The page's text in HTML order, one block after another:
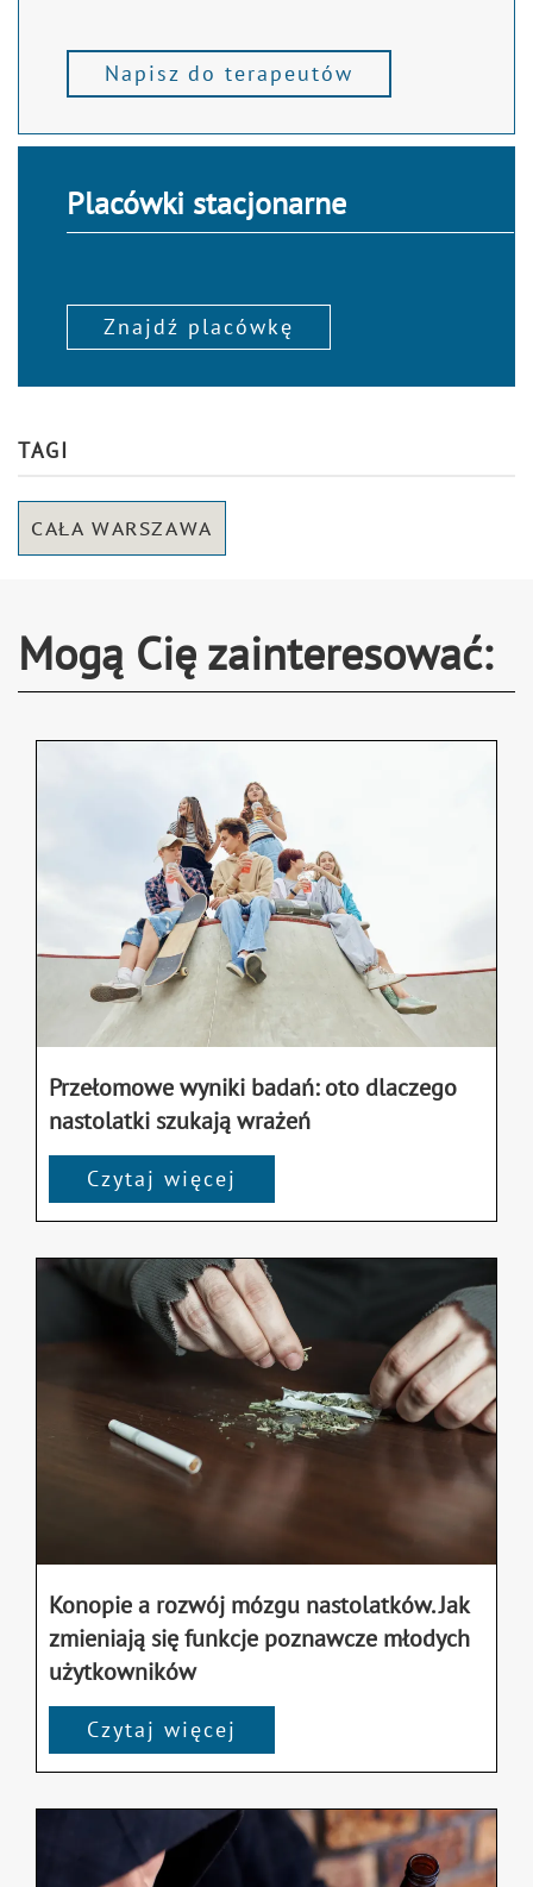
Napisz do terapeutów
Placówki stacjonarne
Znajdź placówkę
TAGI
CAŁA WARSZAWA
Mogą Cię zainteresować:
Przełomowe wyniki badań: oto dlaczego
nastolatki szukają wrażeń
Czytaj więcej
Konopie a rozwój mózgu nastolatków. Jak
zmieniają się funkcje poznawcze młodych
użytkowników
Czytaj więcej